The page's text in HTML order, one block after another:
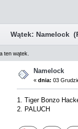
Wątek: Namelock
ten wątek.
Namelock
« dnia: 03
1. Tiger Bonzo
2. PALUCH